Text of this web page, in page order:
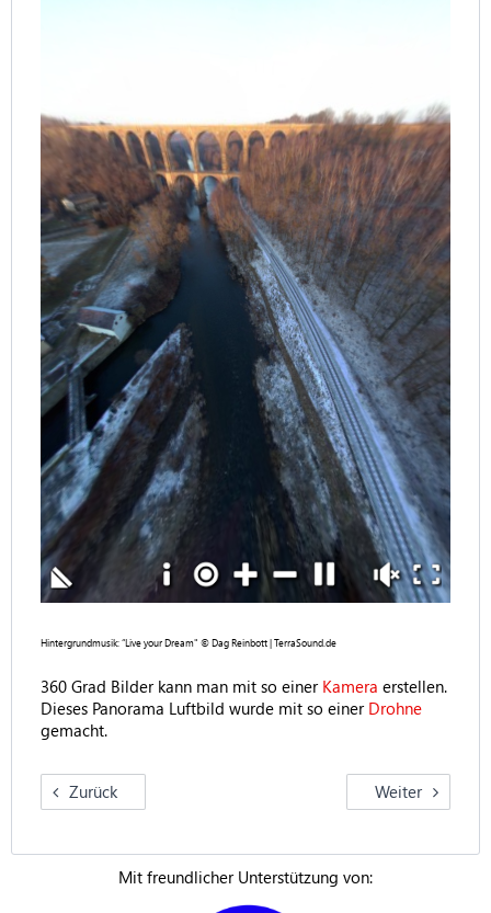
Hintergrundmusik: “Live your Dream" © Dag Reinbott | TerraSound.de
360 Grad Bilder kann man mit so einer Kamera erstellen.
Dieses Panorama Luftbild wurde mit so einer Drohne
gemacht.
Zurück Weiter
Mit freundlicher Unterstützung von: